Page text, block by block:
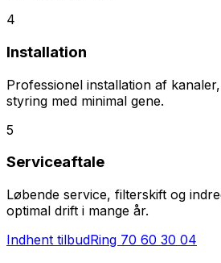
4
Installation
Professionel installation af
styring med minimal gene.
5
Serviceaftale
Løbende service, filterskift og
optimal drift i mange år.
Indhent tilbudRing 70 60 30 04